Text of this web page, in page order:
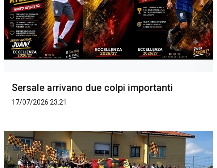
Sersale arrivano due colpi importanti
17/07/2026 23:21